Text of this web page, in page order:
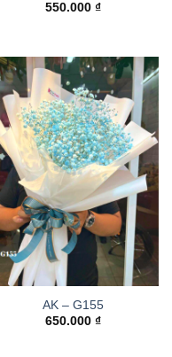
550.000 ₫
AK – G155
650.000 ₫